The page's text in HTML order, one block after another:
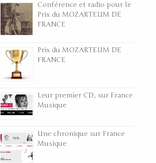
Conférence et radio pour le
Prix du MOZARTEUM DE
FRANCE
Prix du MOZARTEUM DE
FRANCE
Leur premier CD, sur France
Musique
Une chronique sur France
Musique